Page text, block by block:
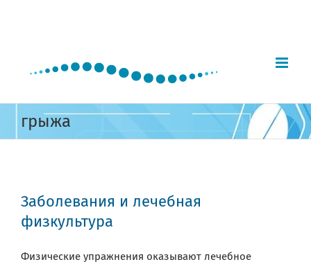
грыжа
Заболевания и лечебная
физкультура
Физические упражнения оказывают лечебное